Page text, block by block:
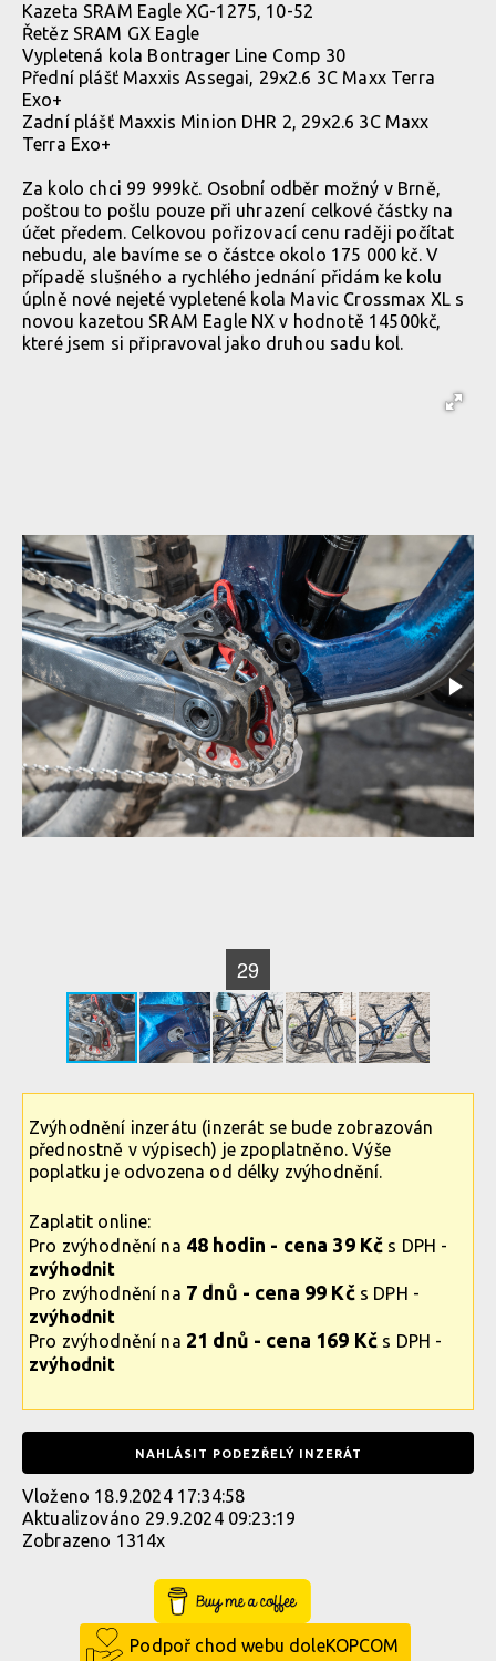
Kazeta SRAM Eagle XG-1275, 10-52
Řetěz SRAM GX Eagle
Vypletená kola Bontrager Line Comp 30
Přední plášť Maxxis Assegai, 29x2.6 3C Maxx Terra
Exo+
Zadní plášť Maxxis Minion DHR 2, 29x2.6 3C Maxx
Terra Exo+
Za kolo chci 99 999kč. Osobní odběr možný v Brně,
poštou to pošlu pouze při uhrazení celkové částky na
účet předem. Celkovou pořizovací cenu raději počítat
nebudu, ale bavíme se o částce okolo 175 000 kč. V
případě slušného a rychlého jednání přidám ke kolu
úplně nové nejeté vypletené kola Mavic Crossmax XL s
novou kazetou SRAM Eagle NX v hodnotě 14500kč,
které jsem si připravoval jako druhou sadu kol.
29
Zvýhodnění inzerátu (inzerát se bude zobrazován
přednostně v výpisech) je zpoplatněno. Výše
poplatku je odvozena od délky zvýhodnění.
Zaplatit online:
Pro zvýhodnění na 48 hodin - cena 39 Kč s DPH -
zvýhodnit
Pro zvýhodnění na 7 dnů - cena 99 Kčs DPH -
zvýhodnit
Pro zvýhodnění na 21 dnů - cena 169 Kč s DPH -
zvýhodnit
NAHLÁSIT PODEZŘELÝ INZERÁT
Vloženo 18.9.2024 17:34:58
Aktualizováno 29.9.2024 09:23:19
Zobrazeno 1314x
Buy Me a Coffee
Podpoř chod webu doleKOPCOM